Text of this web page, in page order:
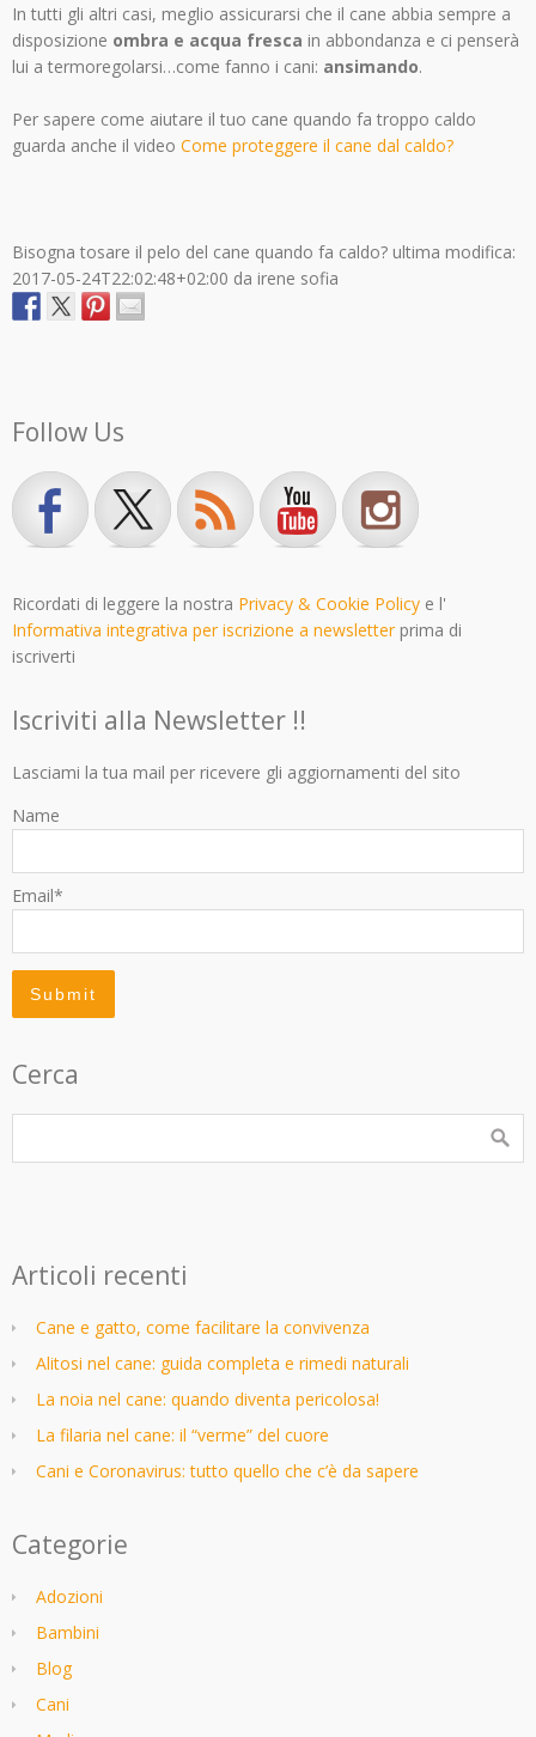
In tutti gli altri casi, meglio assicurarsi che il cane abbia sempre a
disposizione ombra e acqua fresca in abbondanza e ci penserà
lui a termoregolarsi…come fanno i cani: ansimando.
Per sapere come aiutare il tuo cane quando fa troppo caldo
guarda anche il video Come proteggere il cane dal caldo?
Bisogna tosare il pelo del cane quando fa caldo? ultima modifica:
2017-05-24T22:02:48+02:00 da irene sofia
Follow Us
Ricordati di leggere la nostra Privacy & Cookie Policy e l'
Informativa integrativa per iscrizione a newsletterprima di
iscriverti
Iscriviti alla Newsletter !!
Lasciami la tua mail per ricevere gli aggiornamenti del sito
Name
Email*
Cerca
Articoli recenti
Cane e gatto, come facilitare la convivenza
Alitosi nel cane: guida completa e rimedi naturali
La noia nel cane: quando diventa pericolosa!
La filaria nel cane: il “verme” del cuore
Cani e Coronavirus: tutto quello che c’è da sapere
Categorie
Adozioni
Bambini
Blog
Cani